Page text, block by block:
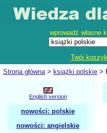
wprowadź własne
Twój koszyk
Strona główna> książki polskie >
English version
nowości: polskie
nowości: angielskie